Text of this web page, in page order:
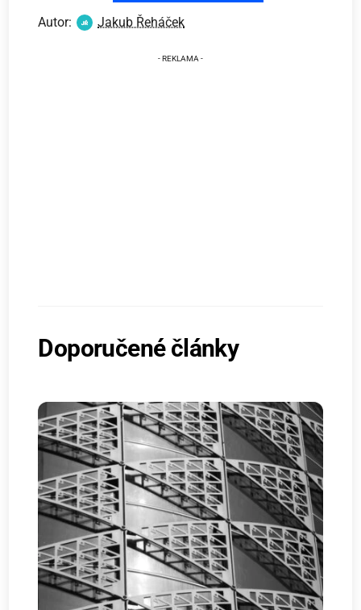
Autor: Jakub Řeháček
Doporučené články